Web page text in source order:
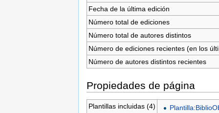
Fecha de la última edición
Número total de ediciones
Número total de autores distintos
Número de ediciones recientes (en los
Número de autores distintos recientes
Propiedades de página
Plantillas incluidas (4)